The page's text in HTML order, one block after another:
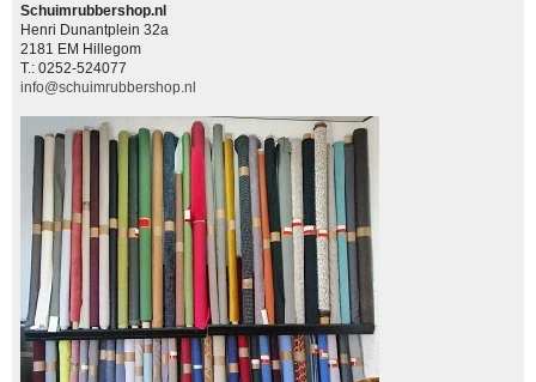
Schuimrubbershop.nl
Henri Dunantplein 32a
2181 EM Hillegom
T.: 0252-524077
info@schuimrubbershop.nl